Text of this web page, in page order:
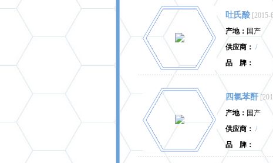
吐氏酸 [2015-
产地： 国产
供应商： /
品 牌：
四氯苯酐
产地： 国产
供应商： /
品 牌：